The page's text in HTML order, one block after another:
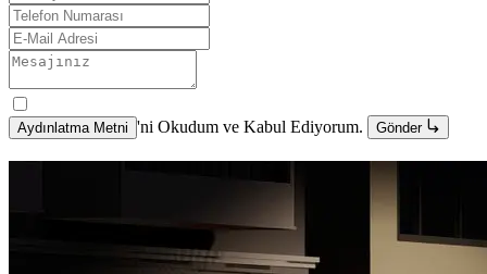
Aydınlatma Metni 'ni Okudum ve Kabul Ediyorum. Gönder